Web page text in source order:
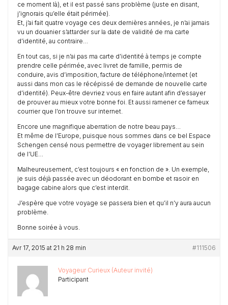
ce moment là), et il est passé sans problème (juste en disant,
j’ignorais qu’elle était périmée).
Et, j’ai fait quatre voyage ces deux dernières années, je n’ai jamais
vu un douanier s’attarder sur la date de validité de ma carte
d’identité, au contraire…
En tout cas, si je n’ai pas ma carte d’identité à temps je compte
prendre celle périmée, avec livret de famille, permis de
conduire, avis d’imposition, facture de téléphone/internet (et
aussi dans mon cas le récépissé de demande de nouvelle carte
d’identité). Peux-être devriez vous en faire autant afin d’essayer
de prouver au mieux votre bonne foi. Et aussi ramener ce fameux
courrier que l’on trouve sur internet.
Encore une magnifique aberration de notre beau pays…
Et même de l’Europe, puisque nous sommes dans ce bel Espace
Schengen censé nous permettre de voyager librement au sein
de l’UE…
Malheureusement, c’est toujours « en fonction de ». Un exemple,
je suis déjà passée avec un déodorant en bombe et rasoir en
bagage cabine alors que c’est interdit.
J’espère que votre voyage se passera bien et qu’il n’y aura aucun
problème.
Bonne soirée à vous.
Avr 17, 2015 at 21 h 28 min #111506
Voyageur Curieux (Auteur invité)
Participant